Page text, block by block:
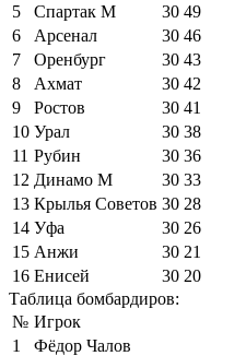
5
Спартак М 30 49
6
Арсенал 30 46
7
Оренбург 30 43
8
Ахмат 30 42
9
Ростов 30 41
10 Урал 30 38
11 Рубин 30 36
12 Динамо М 30 33
13 Крылья Советов 30 28
14 Уфа 30 26
15 Анжи 30 21
16 Енисей 30 20
Таблица бомбардиров:
№ Игрок
1
Фёдор Чалов